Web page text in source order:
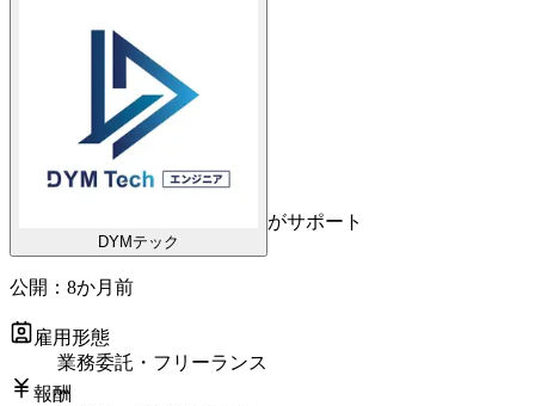
DYMテック
がサポート
公開： 8か月前
雇用形態
業務委託・フリーランス
報酬